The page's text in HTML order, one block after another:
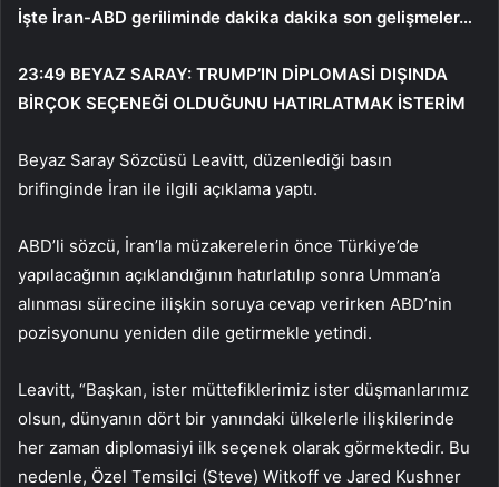
İşte İran-ABD geriliminde dakika dakika son gelişmeler…
23:49 BEYAZ SARAY: TRUMP’IN DİPLOMASİ DIŞINDA
BİRÇOK SEÇENEĞİ OLDUĞUNU HATIRLATMAK İSTERİM
Beyaz Saray Sözcüsü Leavitt, düzenlediği basın
brifinginde İran ile ilgili açıklama yaptı.
ABD’li sözcü, İran’la müzakerelerin önce Türkiye’de
yapılacağının açıklandığının hatırlatılıp sonra Umman’a
alınması sürecine ilişkin soruya cevap verirken ABD’nin
pozisyonunu yeniden dile getirmekle yetindi.
Leavitt, “Başkan, ister müttefiklerimiz ister düşmanlarımız
olsun, dünyanın dört bir yanındaki ülkelerle ilişkilerinde
her zaman diplomasiyi ilk seçenek olarak görmektedir. Bu
nedenle, Özel Temsilci (Steve) Witkoff ve Jared Kushner